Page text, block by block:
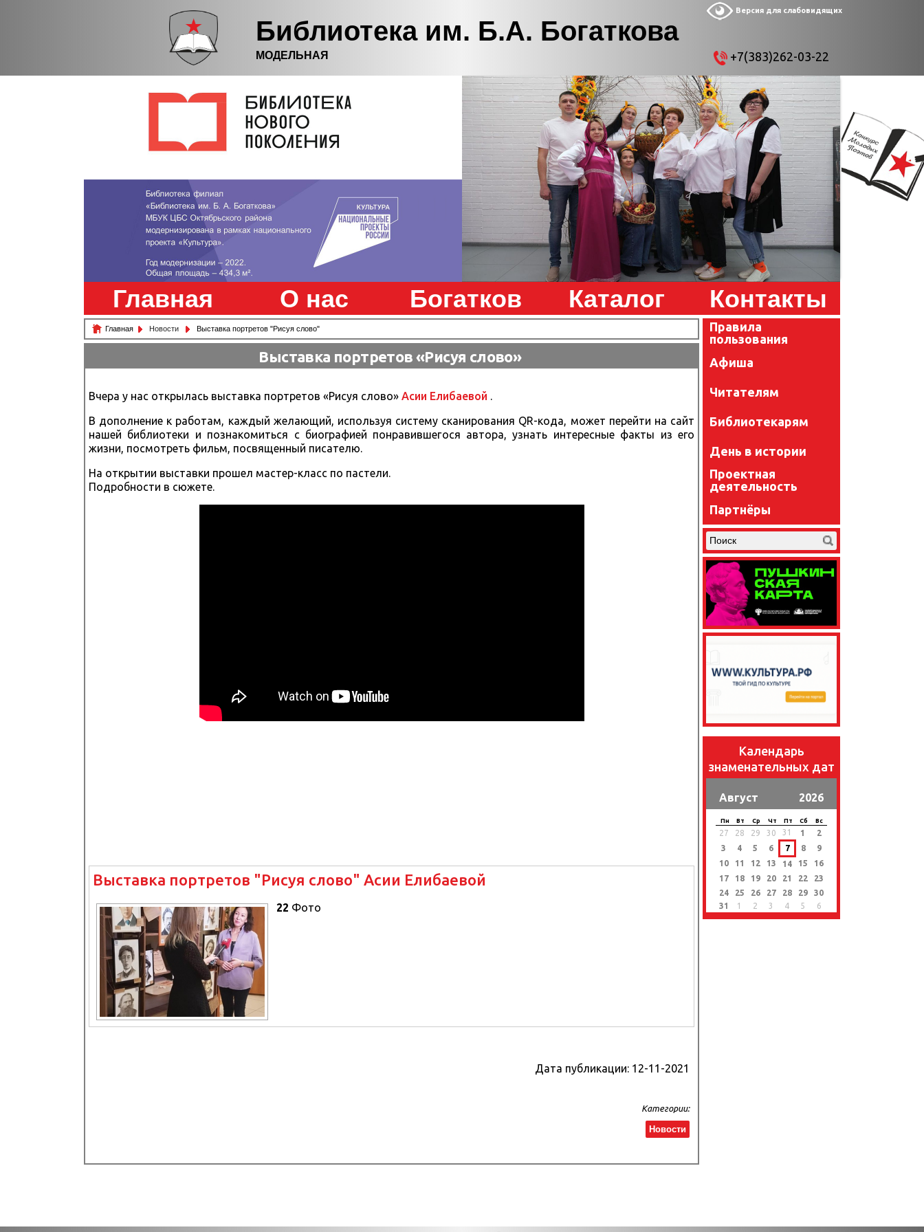
Библиотека им. Б.А. Богаткова
МОДЕЛЬНАЯ
Версия для слабовидящих
+7(383)262-03-22
Главная О нас Богатков Каталог Контакты
Главная Новости Выставка портретов "Рисуя слово"
Выставка портретов «Рисуя слово»
Вчера у нас открылась выставка портретов «Рисуя слово» Асии Елибаевой .
В дополнение к работам, каждый желающий, используя систему сканирования QR-кода, может перейти на сайт
нашей библиотеки и познакомиться с биографией понравившегося автора, узнать интересные факты из его
жизни, посмотреть фильм, посвященный писателю.
На открытии выставки прошел мастер-класс по пастели.
Подробности в сюжете.
Выставка портретов "Рисуя слово" Асии Елибаевой
22 Фото
Дата публикации: 12-11-2021
Категории:
Новости
Правила
пользования
Афиша
Читателям
Библиотекарям
День в истории
Проектная
деятельность
Партнёры
Календарь
знаменательных дат
Август 2026
Пн Вт Ср Чт Пт Сб Вс
27 28 29 30 31 1
2
3
4 5 6 7 8
9
10
11 12 13 14 15
16
17
18 19 20 21 22
23
24
25 26 27 28 29
30
31
1 2 3 4 5 6